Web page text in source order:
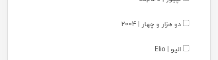
دو هزار و چهار | 2004
الیو | Elio